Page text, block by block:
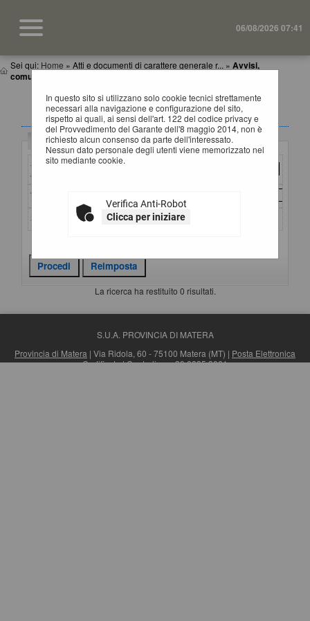
06/08/2026 07:41
Sei qui: Home » Atti e documenti di carattere generale r... » Avvisi,
comunicazioni e atti di caratter...
In questo sito si utilizzano solo cookie tecnici strettamente
necessari alla navigazione e configurazione del sito,
rispetto ai quali, ai sensi dell'art. 122 del codice privacy e
del Provvedimento del Garante dell'8 maggio 2014, non è
richiesto alcun consenso da parte dell'interessato.
Nessun dato personale degli utenti viene memorizzato nel
sito mediante cookie.
Verifica Anti-Robot
Clicca per iniziare
AVVISI, COMUNICAZIONI E ATTI DI CARATTERE
GENERALE
Criteri di ricerca
Stazione
appaltante :
Titolo :
Stato :
La ricerca ha restituito 0 risultati.
S.U.A. PROVINCIA DI MATERA
Provincia di Matera | Via Ridola, 60 - 75100 Matera (MT) | Posta Elettronica
Certificata| Centralino: +39 0835 3061